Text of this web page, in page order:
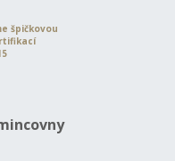
špičkovou